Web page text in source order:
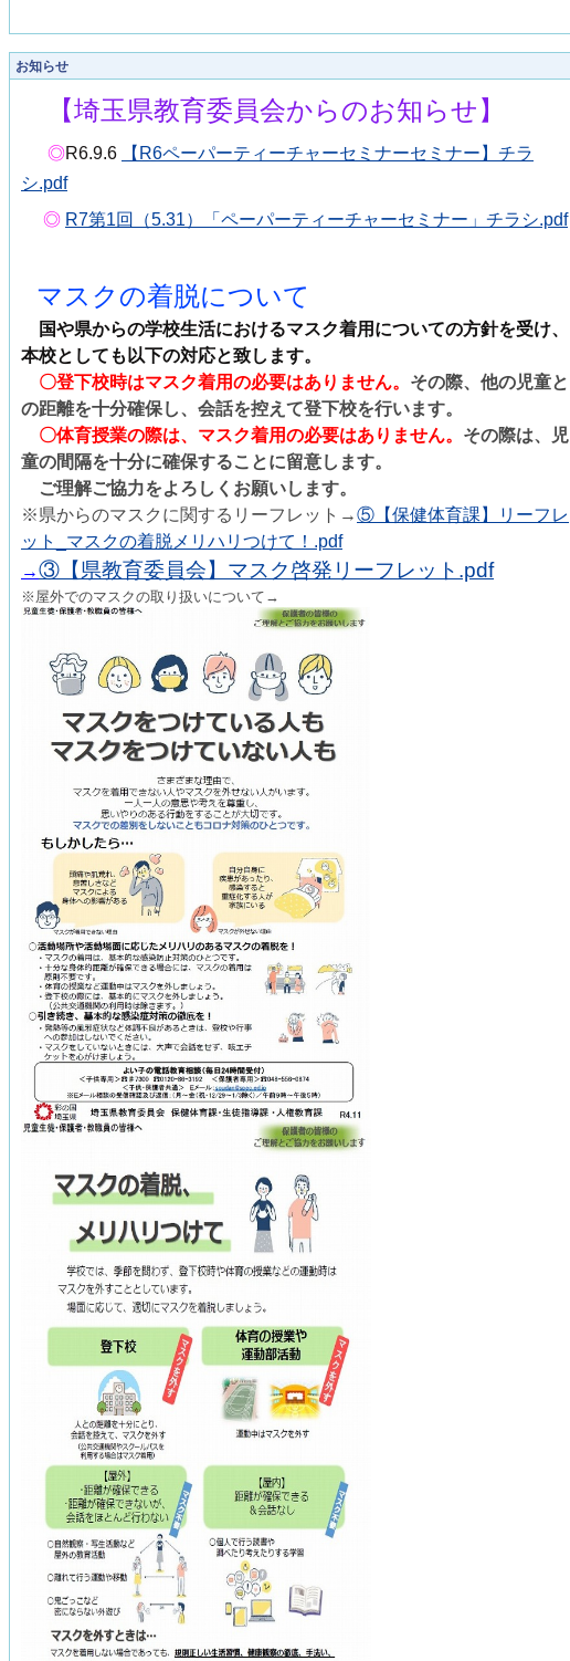
お知らせ
【埼玉県教育委員会からのお知らせ】
◎R6.9.6
【R6ペーパーティーチャーセミナーセミナー】チラ
シ.pdf
◎ R7第1回（5.31）「ペーパーティーチャーセミナー」チラシ.pdf
マスクの着脱について
国や県からの学校生活におけるマスク着用についての方針を受け、
本校としても以下の対応と致します。
〇登下校時はマスク着用の必要はありません。 その際、他の児童と
の距離を十分確保し、会話を控えて登下校を行います。
〇体育授業の際は、マスク着用の必要はありません。 その際は、児
童の間隔を十分に確保することに留意します。
ご理解ご協力をよろしくお願いします。
※県からのマスクに関するリーフレット→⑤【保健体育課】リーフレ
ット_マスクの着脱メリハリつけて！.pdf
→③【県教育委員会】マスク啓発リーフレット.pdf
※屋外でのマスクの取り扱いについて→